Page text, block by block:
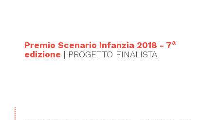
Premio Scenario Infanzia 2018 - 7a
edizione | PROGETTO FINALISTA